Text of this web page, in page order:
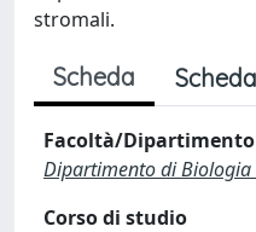
stromali.
Scheda
Facoltà/Dipartimento
Dipartimento di Biologia
Corso di studio